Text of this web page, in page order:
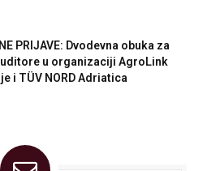
PRIJAVE: Dvodevna obuka za
u organizaciji AgroLink
i TÜV NORD Adriatica